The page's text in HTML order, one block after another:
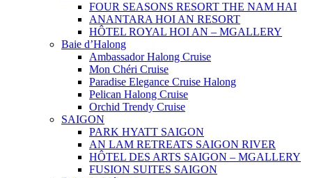
FOUR SEASONS RESORT THE NAM HAI
ANANTARA HOI AN RESORT
HÔTEL ROYAL HOI AN – MGALLERY
Baie d’Halong
Ambassador Halong Cruise
Mon Chéri Cruise
Paradise Elegance Cruise Halong
Pelican Halong Cruise
Orchid Trendy Cruise
SAIGON
PARK HYATT SAIGON
AN LAM RETREATS SAIGON RIVER
HÔTEL DES ARTS SAIGON – MGALLERY
FUSION SUITES SAIGON